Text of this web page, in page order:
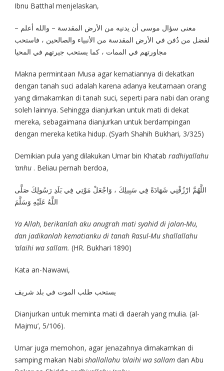
Ibnu Batthal menjelaskan,
معنى سؤال موسى أن يدنيه من الأرض المقدسة – والله أعلم –
لفضل من دُفن في الأرض المقدسة من الأنبياء والصالحين ، فاستحب
مجاورتهم في الممات ، كما يستحب جيرتهم في المحيا
Makna permintaan Musa agar kematiannya di dekatkan
dengan tanah suci adalah karena adanya keutamaan orang
yang dimakamkan di tanah suci, seperti para nabi dan orang
soleh lainnya. Sehingga dianjurkan untuk mati di dekat
mereka, sebagaimana dianjurkan untuk berdampingan
dengan mereka ketika hidup. (Syarh Shahih Bukhari, 3/325)
Demikian pula yang dilakukan Umar bin Khatab radhiyallahu
‘anhu . Beliau pernah berdoa,
اللَّهُمَّ ارْزُقْنِي شَهَادَةً فِي سَبِيلِكَ ، وَاجْعَلْ مَوْتِي فِي بَلَدِ رَسُولِكَ صَلَّى
اللَّهُ عَلَيْهِ وَسَلَّمَ
Ya Allah, berikanlah aku anugrah mati syahid di jalan-Mu,
dan jadikanlah kematianku di tanah Rasul-Mu shallallahu
‘alaihi wa sallam. (HR. Bukhari 1890)
Kata an-Nawawi,
يستحب طلب الموت في بلد شريف
Dianjurkan untuk meminta mati di daerah yang mulia. (al-
Majmu’, 5/106).
Umar juga memohon, agar jenazahnya dimakamkan di
samping makan Nabi shallallahu ‘alaihi wa sallam dan Abu